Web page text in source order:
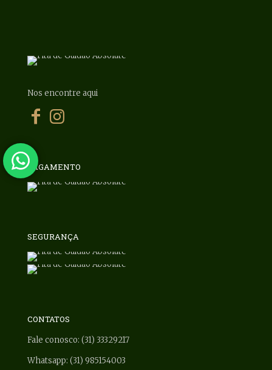
Nos encontre aqui
PAGAMENTO
SEGURANÇA
CONTATOS
Fale conosco: (31) 33329217
Whatsapp: (31) 985154003